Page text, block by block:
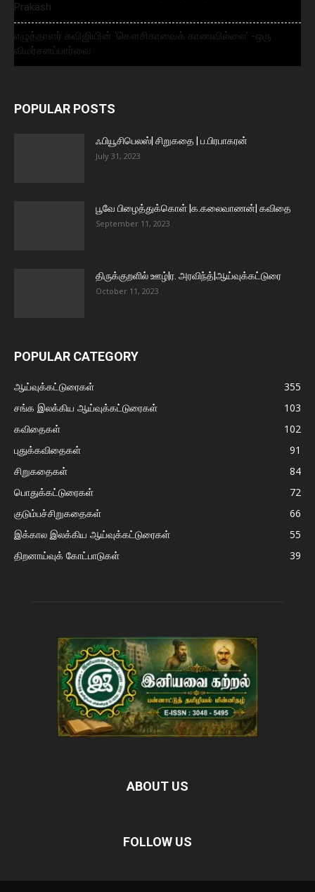
Prakash
எழுத்தாளர் கவிஜியின் ‘கௌசிகாவைக் காணவில்லை’ -ஒரு
விமர்சனப்பார்வை
POPULAR POSTS
ஃபியூசிபெலஸ்| சிறுகதை | ப.பிரபாகரன்
July 31, 2023
பூவே பிழைத்துக்கொள் |க.கலைவாணன்| கவிதை
September 11, 2023
திருக்குறளில் ஊழ்|ர. அரவிந்த்|ஆய்வுக்கட்டுரை
October 11, 2023
POPULAR CATEGORY
ஆய்வுக்கட்டுரைகள்
355
சங்க இலக்கிய ஆய்வுக்கட்டுரைகள்
103
கவிதைகள்
102
புதுக்கவிதைகள்
91
சிறுகதைகள்
84
பொதுக்கட்டுரைகள்
72
குடும்பச்சிறுகதைகள்
66
இக்கால இலக்கிய ஆய்வுக்கட்டுரைகள்
55
திறனாய்வுக் கோட்பாடுகள்
39
ABOUT US
FOLLOW US